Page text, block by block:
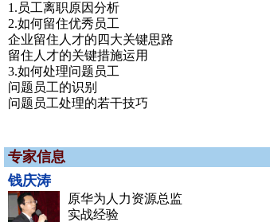
1.员工离职原因分析
2.如何留住优秀员工
企业留住人才的四大关键思路
留住人才的关键措施运用
3.如何处理问题员工
问题员工的识别
问题员工处理的若干技巧
专家信息
钱庆涛
原华为人力资源总监
实战经验